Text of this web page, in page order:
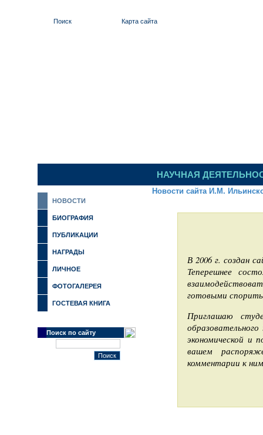
Поиск Карта сайта
НАУЧНАЯ
НОВОСТИ
БИОГРАФИЯ
ПУБЛИКАЦИИ
НАГРАДЫ
ЛИЧНОЕ
ФОТОГАЛЕРЕЯ
ГОСТЕВАЯ КНИГА
Поиск по сайту
Новости сайта И.М.
В 2006 г. создан
Теперешнее
готовыми
Приглашаю
экономической и
вашем
комментарии к